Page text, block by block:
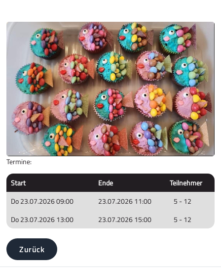
Termine:
Start Ende
Teilnehmer
Do 23.07.2026 09:00
23.07.2026 11:00
5 - 12
Do 23.07.2026 13:00
23.07.2026 15:00 5 - 12
Zurück